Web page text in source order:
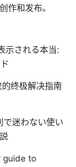
作和发布。
示される本当:
终极解决指南
迷わない使い
guide to